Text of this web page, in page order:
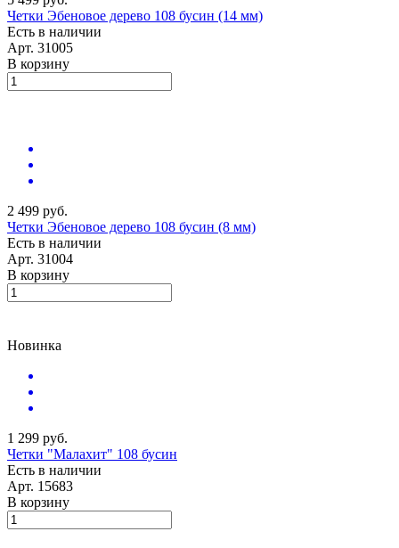
Четки Эбеновое дерево 108 бусин (14 мм)
Есть в наличии
Арт. 31005
В корзину
2 499 руб.
Четки Эбеновое дерево 108 бусин (8 мм)
Есть в наличии
Арт. 31004
В корзину
Новинка
1 299 руб.
Четки "Малахит" 108 бусин
Есть в наличии
Арт. 15683
В корзину